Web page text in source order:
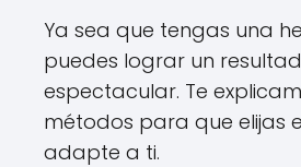
Ya sea que tengas una
puedes lograr un
espectacular. Te
métodos para que elijas
adapte a ti.